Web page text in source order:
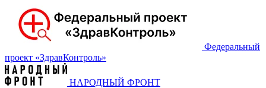
Федеральный
проект «‎ЗдравКонтроль»
НАРОДНЫЙ ФРОНТ